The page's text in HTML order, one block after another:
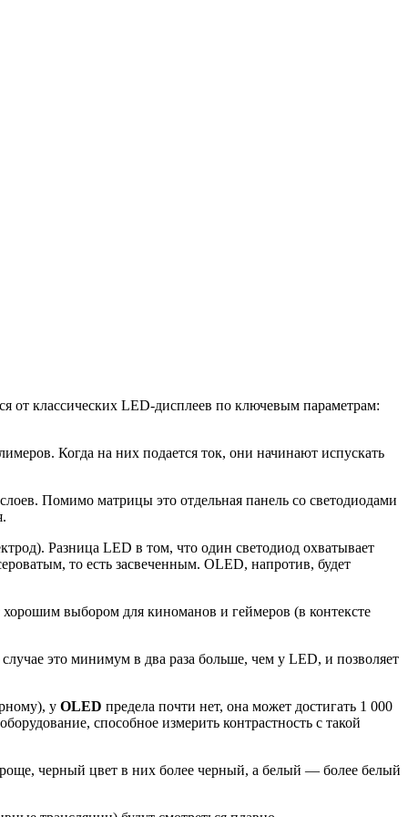
от классических LED-дисплеев по ключевым параметрам:
Когда на них подается ток, они начинают испускать
Помимо матрицы это отдельная панель со светодиодами
Разница LED в том, что один светодиод охватывает
то есть засвеченным. OLED, напротив, будет
выбором для киноманов и геймеров (в контексте
это минимум в два раза больше, чем у LED, и позволяет
у OLED предела почти нет, она может достигать 1 000
способное измерить контрастность с такой
черный цвет в них более черный, а белый — более белый